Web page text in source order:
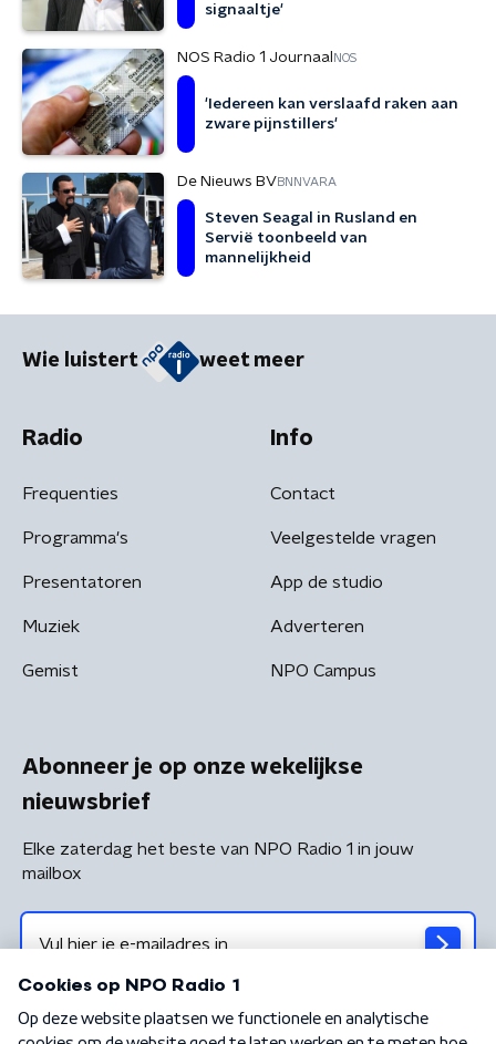
signaaltje'
NOS Radio 1 Journaal NOS
'Iedereen kan verslaafd raken aan
zware pijnstillers'
De Nieuws BVBNNVARA
Steven Seagal in Rusland en
Servië toonbeeld van
mannelijkheid
Wie luistert weet meer
Radio
Frequenties
Programma's
Presentatoren
Muziek
Gemist
Info
Contact
Veelgestelde vragen
App de studio
Adverteren
NPO Campus
Abonneer je op onze wekelijkse
nieuwsbrief
Elke zaterdag het beste van NPO Radio 1 in jouw
mailbox